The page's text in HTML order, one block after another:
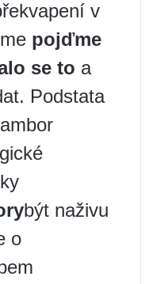
v
pojďme
se to a
Podstata
být naživu
o